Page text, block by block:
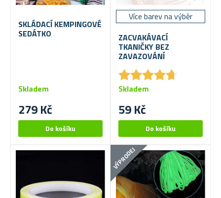
SKLÁDACÍ KEMPINGOVÉ
SEDÁTKO
279 Kč
Skladem
Více barev na výběr
ZACVAKÁVACÍ
TKANIČKY BEZ
ZAVAZOVÁNÍ
★★★★★
★★★★★
59 Kč
Skladem
VÝPRODEJ